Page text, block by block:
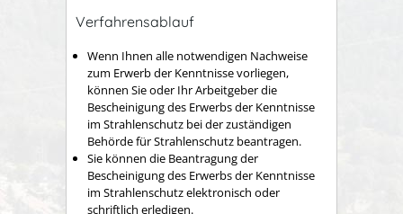
Verfahrensablauf
Wenn Ihnen alle notwendigen Nachweise
zum Erwerb der Kenntnisse vorliegen,
können Sie oder Ihr Arbeitgeber die
Bescheinigung des Erwerbs der Kenntnisse
im Strahlenschutz bei der zuständigen
Behörde für Strahlenschutz beantragen.
Sie können die Beantragung der
Bescheinigung des Erwerbs der Kenntnisse
im Strahlenschutz elektronisch oder
schriftlich erledigen.